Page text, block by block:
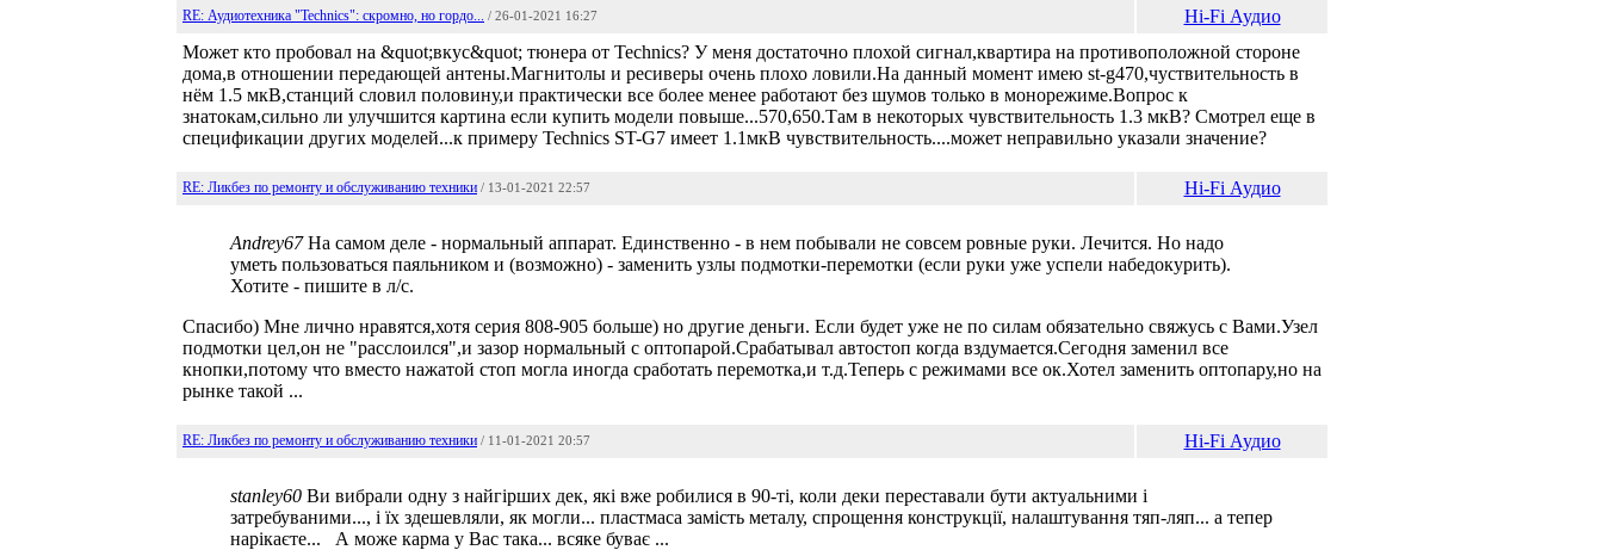
RE: Аудиотехника "Technics": скромно, но гордо... / 26-01-2021 16:27
Hi-Fi Аудио
Может кто пробовал на &quot;вкус&quot; тюнера от Technics? У меня достаточно плохой сигнал,квартира на противоположной стороне
дома,в отношении передающей антены.Магнитолы и ресиверы очень плохо ловили.На данный момент имею st-g470,чуствительность в
нём 1.5 мкВ,станций словил половину,и практически все более менее работают без шумов только в монорежиме.Вопрос к
знатокам,сильно ли улучшится картина если купить модели повыше...570,650.Там в некоторых чувствительность 1.3 мкВ? Смотрел еще в
спецификации других моделей...к примеру Technics ST-G7 имеет 1.1мкВ чувствительность....может неправильно указали значение?
RE: Ликбез по ремонту и обслуживанию техники / 13-01-2021 22:57 Hi-Fi Аудио
Andrey67На самом деле - нормальный аппарат. Единственно - в нем побывали не совсем ровные руки. Лечится. Но надо
уметь пользоваться паяльником и (возможно) - заменить узлы подмотки-перемотки (если руки уже успели набедокурить).
Хотите - пишите в л/с.
Спасибо) Мне лично нравятся,хотя серия 808-905 больше) но другие деньги. Если будет уже не по силам обязательно свяжусь с Вами.Узел
подмотки цел,он не "расслоился",и зазор нормальный с оптопарой.Срабатывал автостоп когда вздумается.Сегодня заменил все
кнопки,потому что вместо нажатой стоп могла иногда сработать перемотка,и т.д.Теперь с режимами все ок.Хотел заменить оптопару,но на
рынке такой ...
RE: Ликбез по ремонту и обслуживанию техники / 11-01-2021 20:57 Hi-Fi Аудио
stanley60 Ви вибрали одну з найгірших дек, які вже робилися в 90-ті, коли деки переставали бути актуальними і
затребуваними..., і їх здешевляли, як могли... пластмаса замість металу, спрощення конструкції, налаштування тяп-ляп... а тепер
нарікаєте... А може карма у Вас така... всяке буває ...